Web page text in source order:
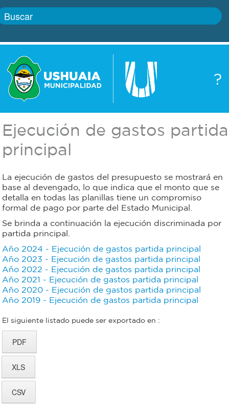
?
Boletín
Autoridades
civil
Bromatología
Rentas
Municipal
Gobierno
Actualidad
Correo
Personal
municipal
Ejecución de gastos partida
principal
La ejecución de gastos del presupuesto se mostrará en
base al devengado, lo que indica que el monto que se
detalla en todas las planillas tiene un compromiso
formal de pago por parte del Estado Municipal.
Se brinda a continuación la ejecución discriminada por
partida principal.
Año 2024 - Ejecución de gastos partida principal
Año 2023 - Ejecución de gastos partida principal
Año 2022 - Ejecución de gastos partida principal
Año 2021 - Ejecución de gastos partida principal
Año 2020 - Ejecución de gastos partida principal
Año 2019 - Ejecución de gastos partida principal
El siguiente listado puede ser exportado en :